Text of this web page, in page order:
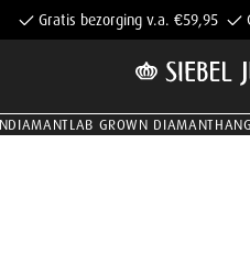
Gratis bezorging v.a. €59,95
DIAMANTLAB GROWN DIAMANT